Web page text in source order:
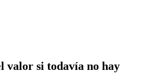
valor si todavía no hay